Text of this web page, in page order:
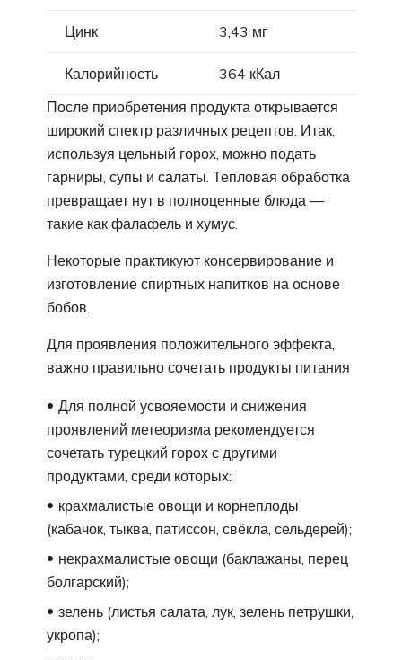
Цинк 3,43 мг
Калорийность
364 кКал
После приобретения продукта открывается
широкий спектр различных рецептов. Итак,
используя цельный горох, можно подать
гарниры, супы и салаты. Тепловая обработка
превращает нут в полноценные блюда —
такие как фалафель и хумус.
Некоторые практикуют консервирование и
изготовление спиртных напитков на основе
бобов.
Для проявления положительного эффекта,
важно правильно сочетать продукты питания
Для полной усвояемости и снижения
проявлений метеоризма рекомендуется
сочетать турецкий горох с другими
продуктами, среди которых:
крахмалистые овощи и корнеплоды
(кабачок, тыква, патиссон, свёкла, сельдерей);
некрахмалистые овощи (баклажаны, перец
болгарский);
зелень (листья салата, лук, зелень петрушки,
укропа);